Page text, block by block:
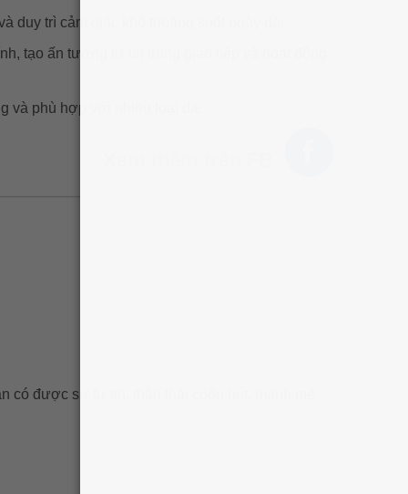
duy trì cảm giác khô thoáng suốt ngày dài.
tạo ấn tượng tự tin trong giao tiếp và hoạt động
và phù hợp với nhiều loại da.
được sự tự tin, thần thái cuốn hút, mạnh mẽ